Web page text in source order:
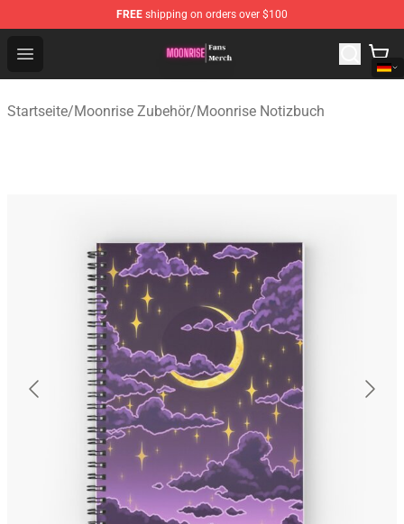
FREE shipping on orders over $100
Open menu
Moonrise Store - Official Moonrise Merchandise Shop
Startseite/Moonrise Zubehör/Moonrise Notizbuch